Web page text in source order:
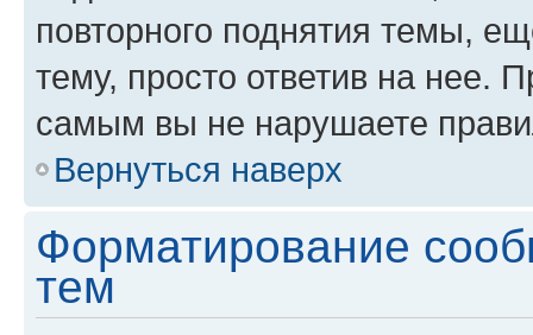
повторного поднятия темы,
тему, просто ответив на нее.
самым вы не нарушаете
Вернуться наверх
Форматирование
тем